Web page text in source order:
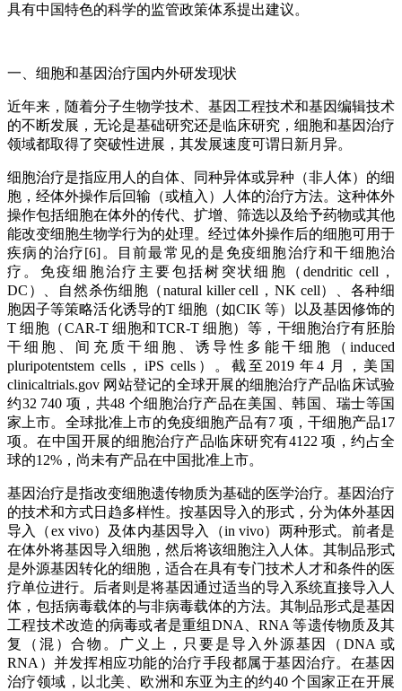
具有中国特色的科学的监管政策体系提出建议。
一、细胞和基因治疗国内外研发现状
近年来，随着分子生物学技术、基因工程技术和基因编辑技术
的不断发展，无论是基础研究还是临床研究，细胞和基因治疗
领域都取得了突破性进展，其发展速度可谓日新月异。
细胞治疗是指应用人的自体、同种异体或异种（非人体）的细
胞，经体外操作后回输（或植入）人体的治疗方法。这种体外
操作包括细胞在体外的传代、扩增、筛选以及给予药物或其他
能改变细胞生物学行为的处理。经过体外操作后的细胞可用于
疾病的治疗[6]。目前最常见的是免疫细胞治疗和干细胞治
疗。免疫细胞治疗主要包括树突状细胞（dendritic cell，
DC）、自然杀伤细胞（natural killer cell，NK cell）、各种细
胞因子等策略活化诱导的T 细胞（如CIK 等）以及基因修饰的
T 细胞（CAR-T 细胞和TCR-T 细胞）等，干细胞治疗有胚胎
干细胞、间充质干细胞、诱导性多能干细胞（induced
pluripotentstem cells，iPS cells）。截至2019 年4 月，美国
clinicaltrials.gov 网站登记的全球开展的细胞治疗产品临床试验
约32 740 项，共48 个细胞治疗产品在美国、韩国、瑞士等国
家上市。全球批准上市的免疫细胞产品有7 项，干细胞产品17
项。在中国开展的细胞治疗产品临床研究有4122 项，约占全
球的12%，尚未有产品在中国批准上市。
基因治疗是指改变细胞遗传物质为基础的医学治疗。基因治疗
的技术和方式日趋多样性。按基因导入的形式，分为体外基因
导入（ex vivo）及体内基因导入（in vivo）两种形式。前者是
在体外将基因导入细胞，然后将该细胞注入人体。其制品形式
是外源基因转化的细胞，适合在具有专门技术人才和条件的医
疗单位进行。后者则是将基因通过适当的导入系统直接导入人
体，包括病毒载体的与非病毒载体的方法。其制品形式是基因
工程技术改造的病毒或者是重组DNA、RNA 等遗传物质及其
复（混）合物。广义上，只要是导入外源基因（DNA 或
RNA）并发挥相应功能的治疗手段都属于基因治疗。在基因
治疗领域，以北美、欧洲和东亚为主的约40 个国家正在开展